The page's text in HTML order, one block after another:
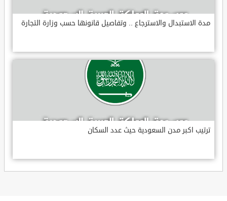
مدة الاستبدال والاسترجاع .. وتفاصيل قانونها حسب وزارة التجارة
ترتيب اكبر مدن السعودية حيث عدد السكان